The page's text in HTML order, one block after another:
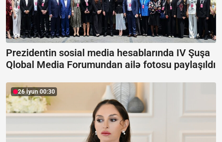
Prezidentin sosial media hesablarında IV Şuşa
Qlobal Media Forumundan ailə fotosu paylaşıldı
26 İyun 00:30